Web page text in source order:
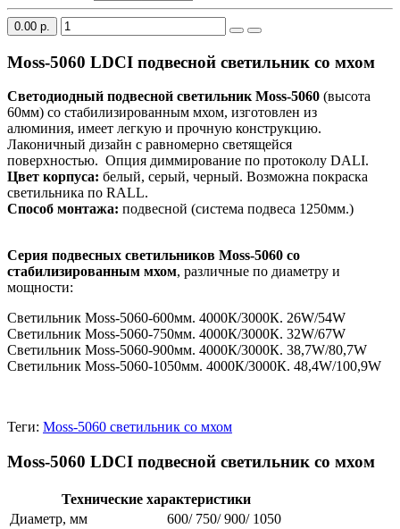
0.00 р.
Moss-5060 LDCI подвесной светильник со мхом
Светодиодный подвесной светильник Moss-5060 (высота
60мм) со стабилизированным мхом, изготовлен из
алюминия, имеет легкую и прочную конструкцию.
Лаконичный дизайн с равномерно светящейся
поверхностью. Опция диммирование по протоколу DALI.
Цвет корпуса: белый, серый, черный. Возможна покраска
светильника по RALL.
Способ монтажа: подвесной (система подвеса 1250мм.)
Серия подвесных светильников Moss-5060 со
стабилизированным мхом, различные по диаметру и
мощности:
Светильник Moss-5060-600мм. 4000К/3000К. 26W/54W
Светильник Moss-5060-750мм. 4000К/3000К. 32W/67W
Светильник Moss-5060-900мм. 4000К/3000К. 38,7W/80,7W
Светильник Moss-5060-1050мм. 4000К/3000К. 48,4W/100,9W
Теги: Moss-5060 светильник со мхом
Moss-5060 LDCI подвесной светильник со мхом
Технические характеристики
Диаметр, мм
600/ 750/ 900/ 1050